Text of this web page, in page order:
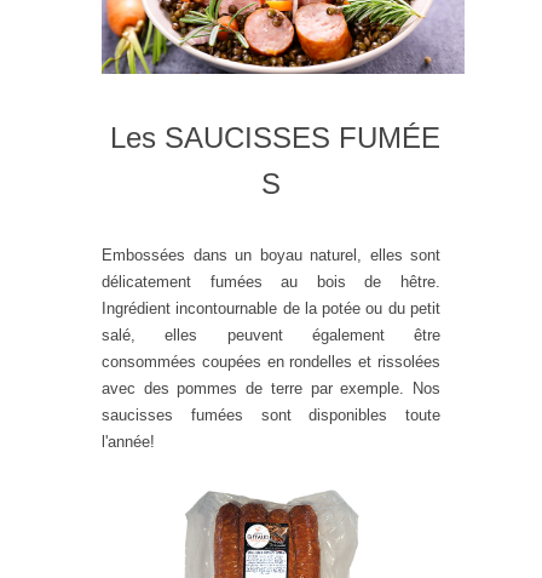
Les SAUCISSES FUMÉE
S
Embossées dans un boyau naturel, elles sont
délicatement fumées au bois de hêtre.
Ingrédient incontournable de la potée ou du petit
salé, elles peuvent également être
consommées coupées en rondelles et rissolées
avec des pommes de terre par exemple. Nos
saucisses fumées sont disponibles toute
l'année!